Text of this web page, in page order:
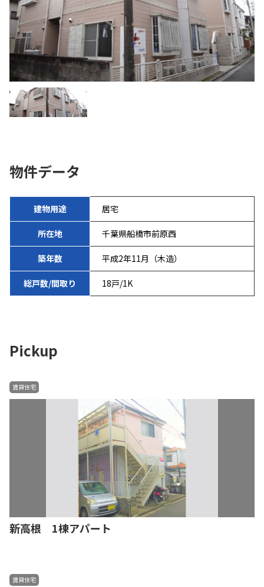
物件データ
建物用途 居宅
所在地 千葉県船橋市前原西
築年数 平成2年11月（木造）
総戸数/間取り 18戸/1K
Pickup
賃貸住宅
新高根 1棟アパート
賃貸住宅